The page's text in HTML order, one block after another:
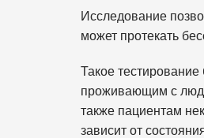
Исследование
может протекать
Такое
проживающим с
также пациентам
зависит от